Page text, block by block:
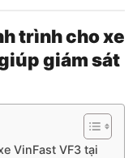
trình cho xe
giám sát
VinFast VF3 tại